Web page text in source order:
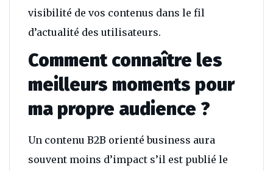
visibilité de vos contenus dans le fil
d’actualité des utilisateurs.
Comment connaître les
meilleurs moments pour
ma propre audience ?
Un contenu B2B orienté business aura
souvent moins d’impact s’il est publié le